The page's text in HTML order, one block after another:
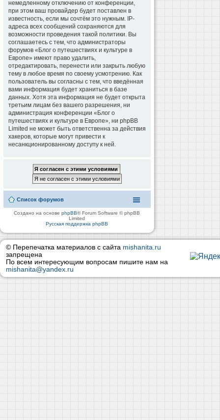
немедленному отключению от конференции,
при этом ваш провайдер будет поставлен в
известность, если мы сочтём это нужным. IP-
адреса всех сообщений сохраняются для
возможности проведения такой политики. Вы
соглашаетесь с тем, что администраторы
форумов «Блог о путешествиях и культуре в
Европе» имеют право удалить,
отредактировать, перенести или закрыть любую
тему в любое время по своему усмотрению. Как
пользователь вы согласны с тем, что введённая
вами информация будет храниться в базе
данных. Хотя эта информация не будет открыта
третьим лицам без вашего разрешения, ни
администрация конференции «Блог о
путешествиях и культуре в Европе», ни phpBB
Limited не может быть ответственна за действия
хакеров, которые могут привести к
несанкционированному доступу к ней.
Список форумов
Создано на основеphpBB® Forum Software © phpBB
Limited
Русская поддержка phpBB
© Перепечатка материалов с сайта mishanita.ru
запрещена
По всем интересующим вопросам пишите нам на
mishanita@yandex.ru